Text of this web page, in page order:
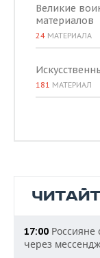
Великие
материалов
24 МАТЕРИАЛА
181 МАТЕРИАЛ
17:00 Россияне
через